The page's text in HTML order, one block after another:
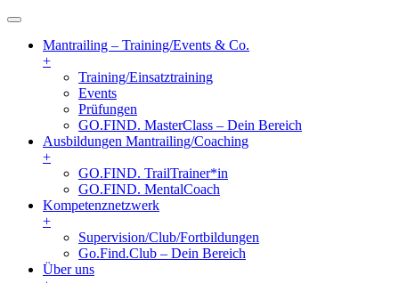
Mantrailing – Training/Events & Co.
+
Training/Einsatztraining
Events
Prüfungen
GO.FIND. MasterClass – Dein Bereich
Ausbildungen Mantrailing/Coaching
+
GO.FIND. TrailTrainer*in
GO.FIND. MentalCoach
Kompetenznetzwerk
+
Supervision/Club/Fortbildungen
Go.Find.Club – Dein Bereich
Über uns